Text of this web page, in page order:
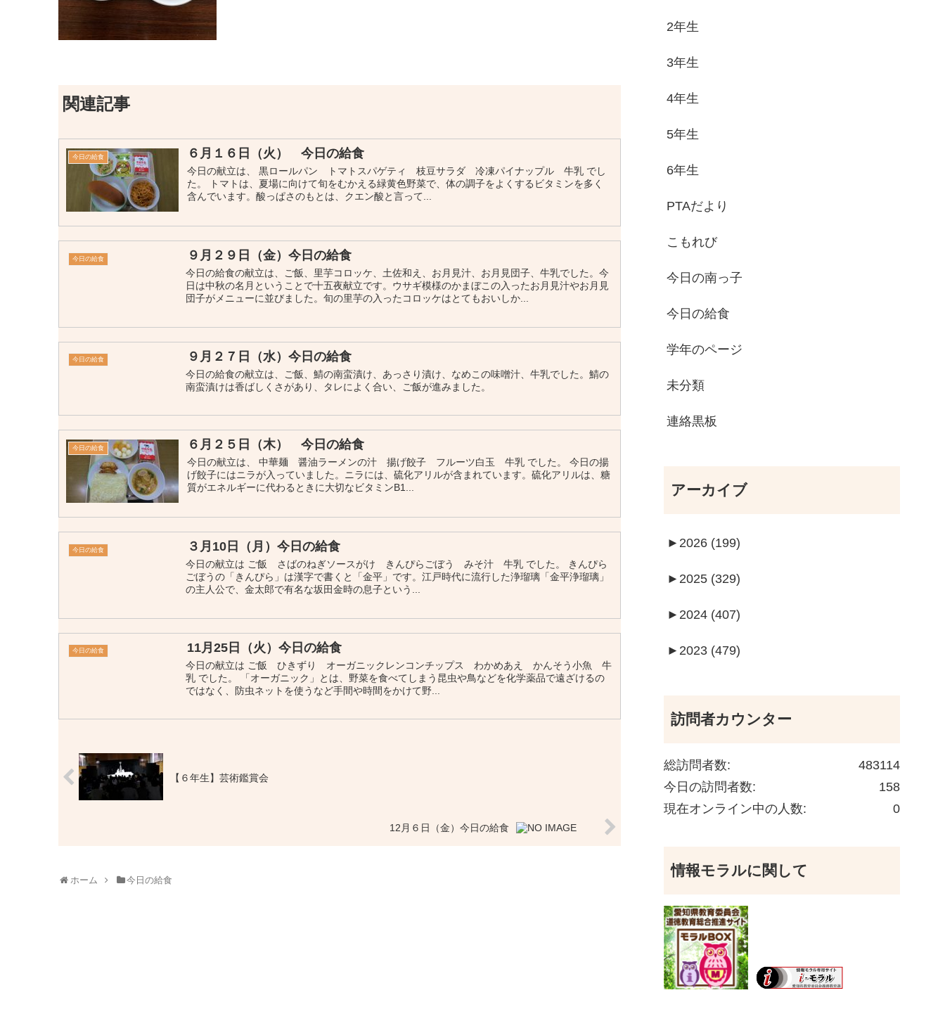
関連記事
今日の給食 ６月１６日（火） 今日の給食
今日の献立は、 黒ロールパン トマトスパゲティ 枝豆サラダ 冷凍パイナップル 牛乳 でし
た。 トマトは、夏場に向けて旬をむかえる緑黄色野菜で、体の調子をよくするビタミンを多く
含んでいます。酸っぱさのもとは、クエン酸と言って...
今日の給食 ９月２９日（金）今日の給食
今日の給食の献立は、ご飯、里芋コロッケ、土佐和え、お月見汁、お月見団子、牛乳でした。今
日は中秋の名月ということで十五夜献立です。ウサギ模様のかまぼこの入ったお月見汁やお月見
団子がメニューに並びました。旬の里芋の入ったコロッケはとてもおいしか...
今日の給食 ９月２７日（水）今日の給食
今日の給食の献立は、ご飯、鯖の南蛮漬け、あっさり漬け、なめこの味噌汁、牛乳でした。鯖の
南蛮漬けは香ばしくさがあり、タレによく合い、ご飯が進みました。
今日の給食 ６月２５日（木） 今日の給食
今日の献立は、 中華麺 醤油ラーメンの汁 揚げ餃子 フルーツ白玉 牛乳 でした。 今日の揚
げ餃子にはニラが入っていました。ニラには、硫化アリルが含まれています。硫化アリルは、糖
質がエネルギーに代わるときに大切なビタミンB1...
今日の給食 ３月10日（月）今日の給食
今日の献立は ご飯 さばのねぎソースがけ きんぴらごぼう みそ汁 牛乳 でした。 きんぴら
ごぼうの「きんぴら」は漢字で書くと「金平」です。江戸時代に流行した浄瑠璃「金平浄瑠璃」
の主人公で、金太郎で有名な坂田金時の息子という...
今日の給食 11月25日（火）今日の給食
今日の献立は ご飯 ひきずり オーガニックレンコンチップス わかめあえ かんそう小魚 牛
乳 でした。 「オーガニック」とは、野菜を食べてしまう昆虫や鳥などを化学薬品で遠ざけるの
ではなく、防虫ネットを使うなど手間や時間をかけて野...
【６年生】芸術鑑賞会
12月６日（金）今日の給食
ホーム 今日の給食
2年生
3年生
4年生
5年生
6年生
PTAだより
こもれび
今日の南っ子
今日の給食
学年のページ
未分類
連絡黒板
アーカイブ
► 2026 (199)
► 2025 (329)
► 2024 (407)
► 2023 (479)
訪問者カウンター
483114
総訪問者数:
158
今日の訪問者数:
0
現在オンライン中の人数:
情報モラルに関して